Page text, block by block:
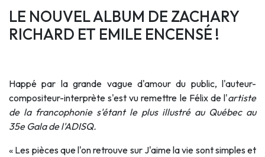
LE NOUVEL ALBUM DE ZACHARY
RICHARD ET EMILE ENCENSÉ !
Happé par la grande vague d'amour du public, l'auteur-
compositeur-interprète s'est vu remettre le Félix de l'artiste
de la francophonie s'étant le plus illustré au Québec au
35eGala de l'ADISQ.
« Les pièces que l'on retrouve sur J'aime la vie sont simples et